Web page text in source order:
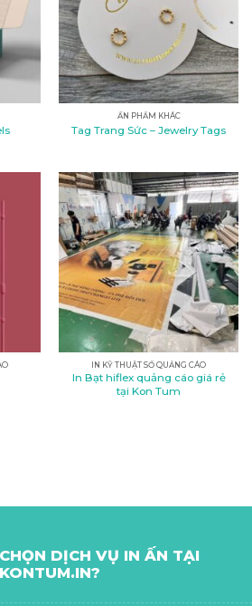
ẤN PHẨM KHÁC
Tag Trang Sức – Jewelry Tags
IN KỸ THUẬT SỐ QUẢNG CÁO
In Bạt hiflex quảng cáo giá rẻ
tại Kon Tum
DỊCH VỤ IN ẤN TẠI
KONTUM.IN?